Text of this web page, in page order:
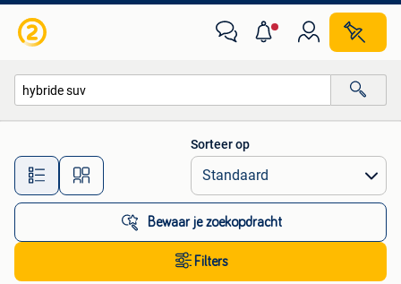
Alle afstanden…
Sorteer op
Bewaar je zoekopdracht
Filters